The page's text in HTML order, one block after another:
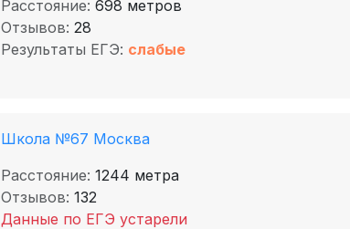
Расстояние: 698 метров
Отзывов: 28
Результаты ЕГЭ: слабые
Школа №67 Москва
Расстояние: 1244 метра
Отзывов: 132
Данные по ЕГЭ устарели